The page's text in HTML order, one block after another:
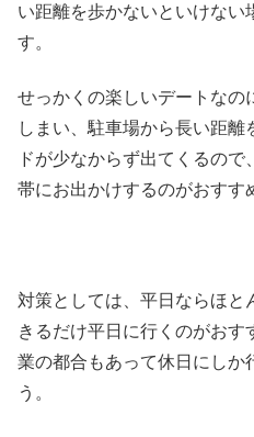
い距離を歩かないといけな
す。
せっかくの楽しいデートなの
しまい、駐車場から長い距
ドが少なからず出てくるの
帯にお出かけするのがおすす
対策としては、平日ならほ
きるだけ平日に行くのがお
業の都合もあって休日にしか
う。